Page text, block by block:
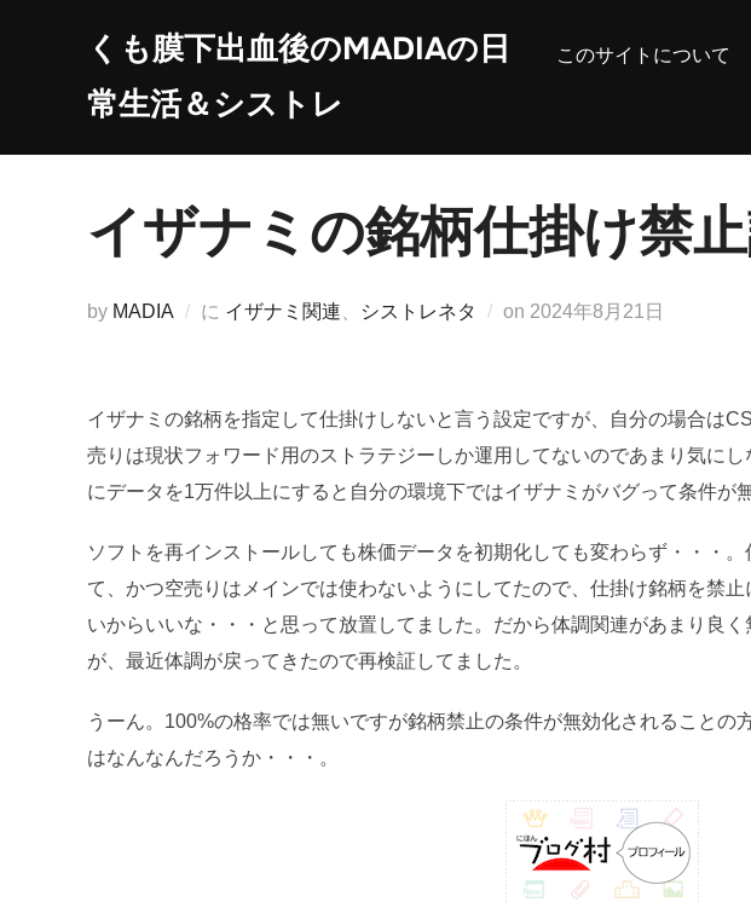
ツ
くも膜下出血後のMADIAの日
常生活＆シストレ
このサイトについて
イザナミの銘柄仕掛け禁
by MADIA に イザナミ関連 シストレネタ on 投
2024年8月21日
イザナミの銘柄を指定して仕掛けしないと言う設定ですが、自分の場合は
売りは現状フォワード用のストラテジーしか運用してないのであまり気に
にデータを1万件以上にすると自分の環境下ではイザナミがバグって条件が
ソフトを再インストールしても株価データを初期化しても変わらず・・・
て、かつ空売りはメインでは使わないようにしてたので、仕掛け銘柄を禁
いからいいな・・・と思って放置してました。だから体調関連があまり良
が、最近体調が戻ってきたので再検証してました。
うーん。100%の格率では無いですが銘柄禁止の条件が無効化されることの
はなんなんだろうか・・・。